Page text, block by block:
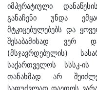
იმპერატიული
განაჩენი უნდა
მტკიცებულებებს და
შესაბამისად ვერ
(მსჯავრდებულის)
საქართველოს სსსკ-
თანახმად არ